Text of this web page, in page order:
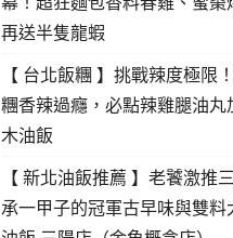
再送半隻龍蝦
【 台北飯糰 】挑戰辣度極限
糰香辣過癮，必點辣雞腿油丸
木油飯
【 新北油飯推薦 】老饕激推
承一甲子的冠軍古早味與雙料